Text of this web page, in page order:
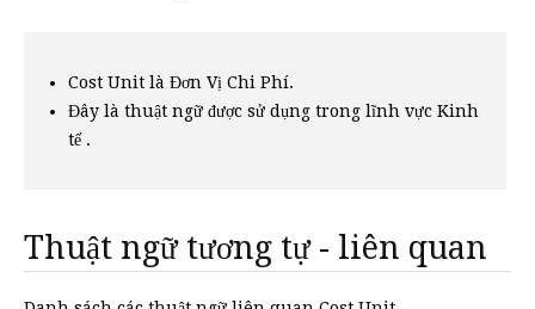
Cost Unit là Đơn Vị Chi Phí.
Đây là thuật ngữ được sử dụng trong lĩnh vực Kinh
tế .
Thuật ngữ tương tự - liên quan